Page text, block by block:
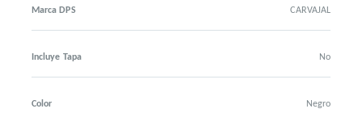
Marca DPS CARVAJAL
Incluye Tapa No
Color Negro